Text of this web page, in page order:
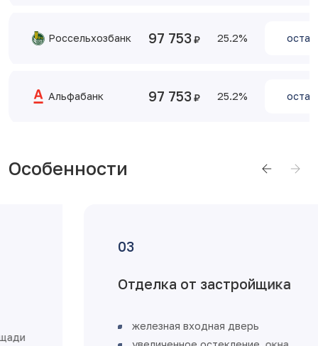
Россельхозбанк 97 753 25.2
Альфабанк 97 753 25.2
Особенности
Отделка от застройщика
железная входная дверь